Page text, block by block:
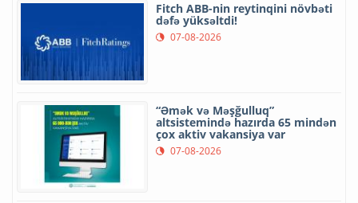
Fitch ABB-nin reytinqini növbəti
dəfə yüksəltdi!
07-08-2026
“Əmək və Məşğulluq”
altsistemində hazırda 65 mindən
çox aktiv vakansiya var
07-08-2026